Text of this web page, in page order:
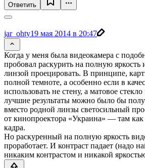
Ответить
jar_ohty19 мая 2014 в 20:47
Когда у меня была видеокамера с
пробовал раскурить на полную яркость
линзой проецировать. В принципе,
полной темноте, а особенно если в
использовать не стену, а матовое
лучшие результаты можно было бы
вместо родной линзы светосильный
от кинопроектора «Украина» — там
кадра.
Но раскуренный на полную яркость
проработает. И контраст падает (надо
никаким контрастом и никакой